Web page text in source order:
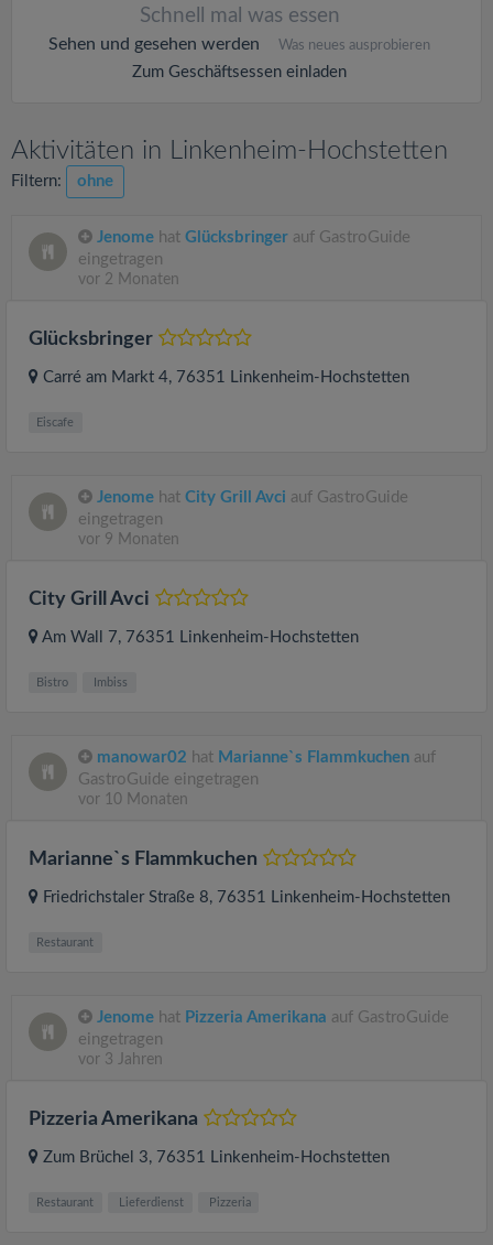
Schnell mal was essen
Sehen und gesehen werden Was neues ausprobieren
Zum Geschäftsessen einladen
Aktivitäten in Linkenheim-Hochstetten
Filtern: ohne
Jenome hat Glücksbringer auf GastroGuide
eingetragen
vor 2 Monaten
Glücksbringer
Carré am Markt 4, 76351 Linkenheim-Hochstetten
Eiscafe
Jenome hat City Grill Avci auf GastroGuide
eingetragen
vor 9 Monaten
City Grill Avci
Am Wall 7, 76351 Linkenheim-Hochstetten
Bistro Imbiss
manowar02 hat Marianne`s Flammkuchen auf
GastroGuide eingetragen
vor 10 Monaten
Marianne`s Flammkuchen
Friedrichstaler Straße 8, 76351 Linkenheim-Hochstetten
Restaurant
Jenome hat Pizzeria Amerikana auf GastroGuide
eingetragen
vor 3 Jahren
Pizzeria Amerikana
Zum Brüchel 3, 76351 Linkenheim-Hochstetten
Restaurant Lieferdienst Pizzeria